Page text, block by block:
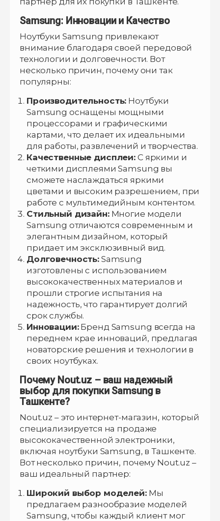
Samsung: Инновации и Качество
Ноутбуки Samsung привлекают
внимание благодаря своей передовой
технологии и долговечности. Вот
несколько причин, почему они так
популярны:
Производительность: Ноутбуки
Samsung оснащены мощными
процессорами и графическими
картами, что делает их идеальными
для работы, развлечений и творчества.
Качественные дисплеи: С яркими и
четкими дисплеями Samsung вы
сможете наслаждаться яркими
цветами и высоким разрешением, при
работе с мультимедийным контентом.
Стильный дизайн:Многие модели
Samsung отличаются современным и
элегантным дизайном, который
придает им эксклюзивный вид.
Долговечность: Samsung
изготовлены с использованием
высококачественных материалов и
прошли строгие испытания на
надежность, что гарантирует долгий
срок службы.
Инновации:Бренд Samsung всегда на
переднем крае инноваций, предлагая
новаторские решения и технологии в
своих ноутбуках.
Почему Nout.uz – ваш надежный
выбор для покупки Samsung в
Ташкенте?
Nout.uz – это интернет-магазин, который
специализируется на продаже
высококачественной электроники,
включая ноутбуки Samsung, в Ташкенте.
Вот несколько причин, почему Nout.uz –
ваш идеальный партнер:
Широкий выбор моделей:Мы
предлагаем разнообразие моделей
Samsung, чтобы каждый клиент мог